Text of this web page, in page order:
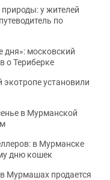
природы: у жителей
по
дня»: московский
о Териберке
установили
в Мурманской
в Мурманске
дню кошек
Мурмашах продается